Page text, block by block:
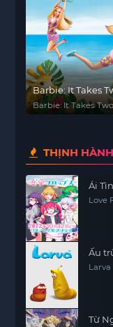
Barbie: It Takes
Barbie: It Takes
THỊNH HÀNH
Ái
Love
Ấu
Larva
Từ